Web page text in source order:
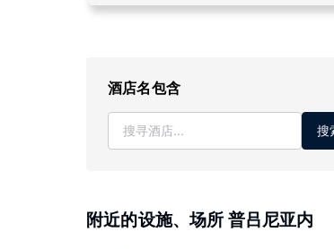
酒店名包含
搜
附近的设施、场所 普吕尼亚内